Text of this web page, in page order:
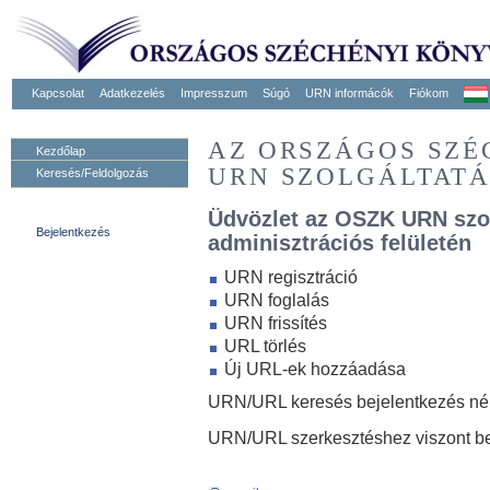
Kapcsolat Adatkezelés Impresszum Súgó URN informácók Fiókom
Kezdőlap
Keresés/Feldolgozás
Bejelentkezés
AZ ORSZÁGOS
URN
Üdvözlet az OSZK URN
adminisztrációs felületén
URN regisztráció
URN foglalás
URN frissítés
URL törlés
Új URL-ek hozzáadása
URN/URL keresés bejelentkezés
URN/URL szerkesztéshez viszont